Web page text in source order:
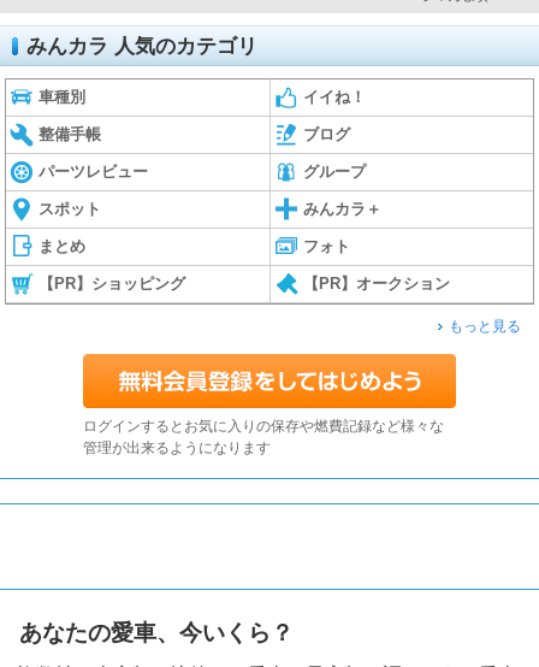
みんカラ 人気のカテゴリ
車種別 イイね！
整備手帳 ブログ
パーツレビュー グループ
スポット みんカラ＋
まとめ フォト
【PR】ショッピング 【PR】オークション
もっと見る
ログインするとお気に入りの保存や燃費記録など様々な
管理が出来るようになります
あなたの愛車、今いくら？